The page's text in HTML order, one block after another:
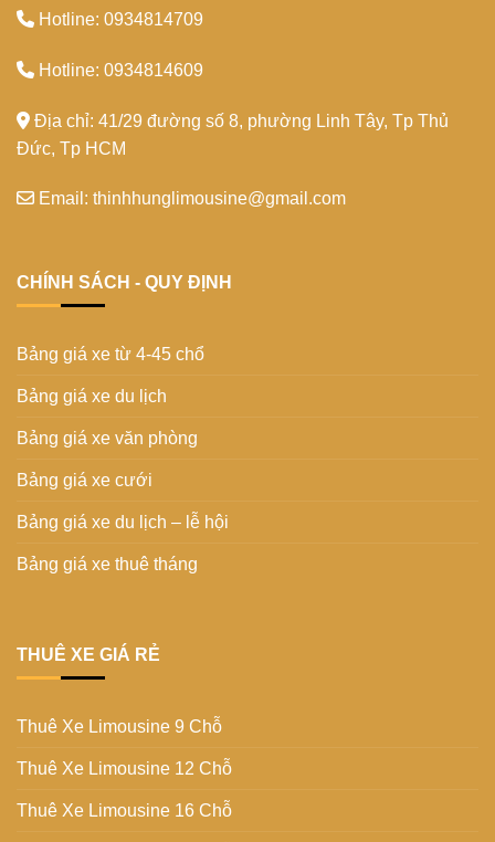
Hotline: 0934814709
Hotline: 0934814609
Địa chỉ: 41/29 đường số 8, phường Linh Tây, Tp Thủ
Đức, Tp HCM
Email: thinhhunglimousine@gmail.com
CHÍNH SÁCH - QUY ĐỊNH
Bảng giá xe từ 4-45 chổ
Bảng giá xe du lịch
Bảng giá xe văn phòng
Bảng giá xe cưới
Bảng giá xe du lịch – lễ hội
Bảng giá xe thuê tháng
THUÊ XE GIÁ RẺ
Thuê Xe Limousine 9 Chỗ
Thuê Xe Limousine 12 Chỗ
Thuê Xe Limousine 16 Chỗ